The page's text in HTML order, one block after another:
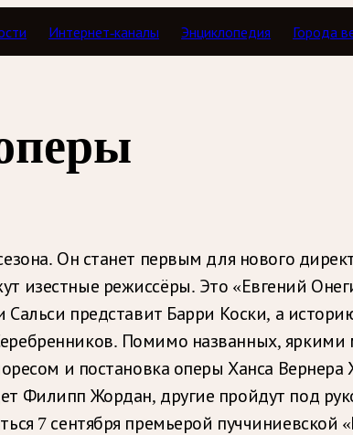
Интернет-каналы Энциклопедия Города
Он станет первым для нового
изестные режиссёры. Это «Евгений
Сальси представит Барри Коски, а
Помимо названных,
и постановка оперы Ханса
Филипп Жордан, другие пройдут под
7 сентября премьерой пуччиниевской